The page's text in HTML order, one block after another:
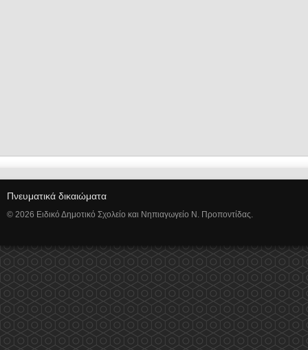
Πνευματικά δικαιώματα
© 2026 Ειδικό Δημοτικό Σχολείο και Νηπιαγωγείο Ν. Προποντίδας.